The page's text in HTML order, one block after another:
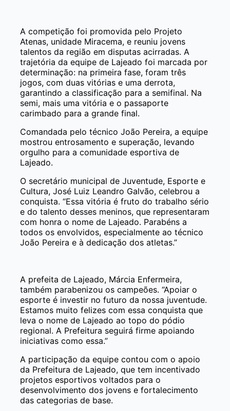
A competição foi promovida pelo Projeto
Atenas, unidade Miracema, e reuniu jovens
talentos da região em disputas acirradas. A
trajetória da equipe de Lajeado foi marcada por
determinação: na primeira fase, foram três
jogos, com duas vitórias e uma derrota,
garantindo a classificação para a semifinal. Na
semi, mais uma vitória e o passaporte
carimbado para a grande final.
Comandada pelo técnico João Pereira, a equipe
mostrou entrosamento e superação, levando
orgulho para a comunidade esportiva de
Lajeado.
O secretário municipal de Juventude, Esporte e
Cultura, José Luiz Leandro Galvão, celebrou a
conquista. “Essa vitória é fruto do trabalho sério
e do talento desses meninos, que representaram
com honra o nome de Lajeado. Parabéns a
todos os envolvidos, especialmente ao técnico
João Pereira e à dedicação dos atletas.”
A prefeita de Lajeado, Márcia Enfermeira,
também parabenizou os campeões. “Apoiar o
esporte é investir no futuro da nossa juventude.
Estamos muito felizes com essa conquista que
leva o nome de Lajeado ao topo do pódio
regional. A Prefeitura seguirá firme apoiando
iniciativas como essa.”
A participação da equipe contou com o apoio
da Prefeitura de Lajeado, que tem incentivado
projetos esportivos voltados para o
desenvolvimento dos jovens e fortalecimento
das categorias de base.